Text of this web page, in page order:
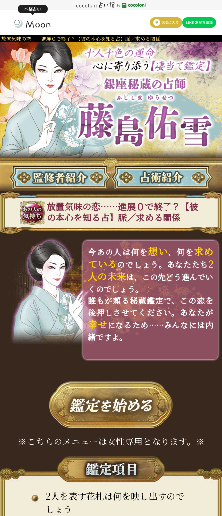
本格占い
放置気味の恋……進展０で終了？【彼の本心を知る占】脈／求める関係
放置気味の恋……進展０で終了？【彼
の本心を知る占】脈／求める関係
今あの人は何を想い、何を求め
ているのでしょう。あなたたち2
人の未来は、この先どう進んでい
くのでしょう。
誰もが頼る秘蔵鑑定で、この恋を
後押しさせてください。あなたが
幸せになるため……みんなには内
緒ですよ。
※こちらのメニューは女性専用となります。※
2人を表す花札は何を映し出すので
しょう